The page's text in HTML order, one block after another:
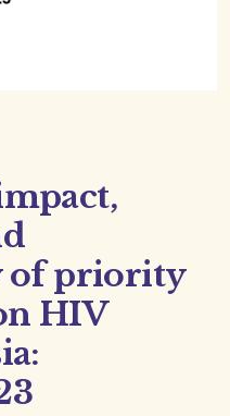
of priority
HIV